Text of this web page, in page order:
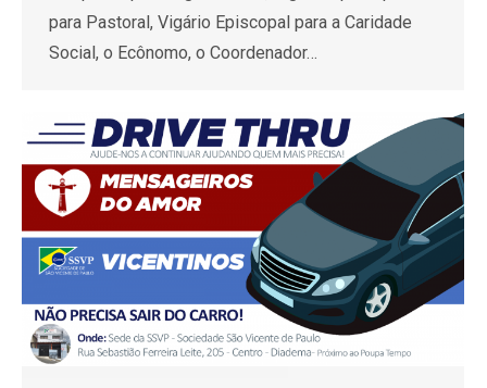
para Pastoral, Vigário Episcopal para a Caridade
Social, o Ecônomo, o Coordenador…